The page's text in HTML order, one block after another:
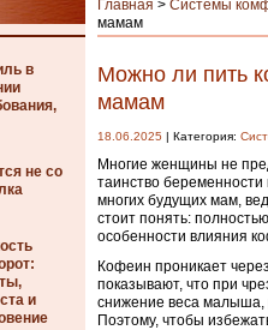
в
не со
и
Главная > Системы
мамам
Можно ли пить
мамам
18.06.2025 | Категория:
Многие женщины не
таинство
многих будущих мам,
стоит понять:
особенности влияния
Кофеин проникает
показывают, что при
снижение веса малыша,
Поэтому, чтобы